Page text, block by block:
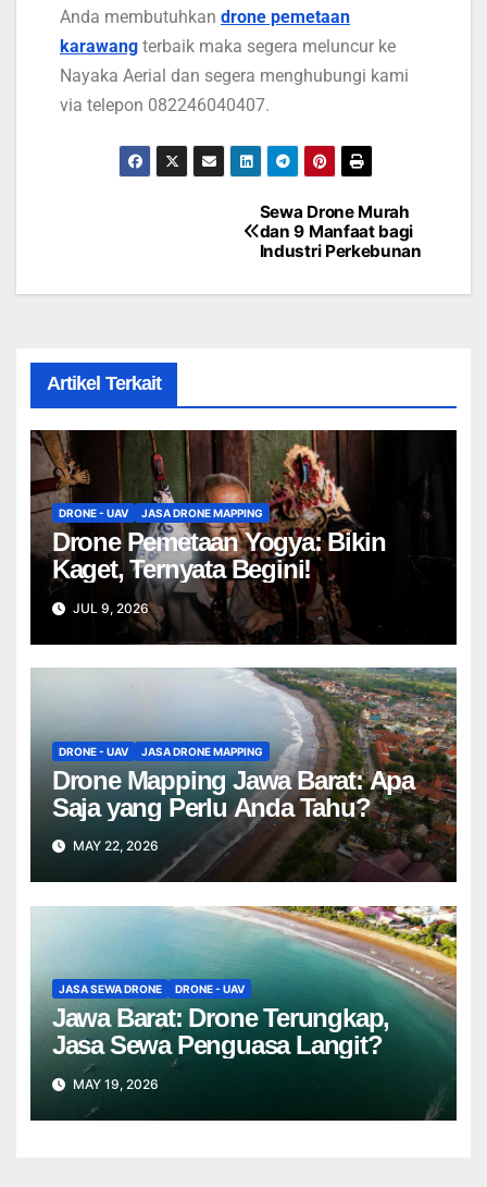
Anda membutuhkan drone pemetaan
karawang terbaik maka segera meluncur ke
Nayaka Aerial dan segera menghubungi kami
via telepon 082246040407.
Sewa Drone Murah
dan 9 Manfaat bagi
Industri Perkebunan
Artikel Terkait
DRONE - UAV JASA DRONE MAPPING
Drone Pemetaan Yogya: Bikin
Kaget, Ternyata Begini!
JUL 9, 2026
DRONE - UAV JASA DRONE MAPPING
Drone Mapping Jawa Barat: Apa
Saja yang Perlu Anda Tahu?
MAY 22, 2026
JASA SEWA DRONE DRONE - UAV
Jawa Barat: Drone Terungkap,
Jasa Sewa Penguasa Langit?
MAY 19, 2026